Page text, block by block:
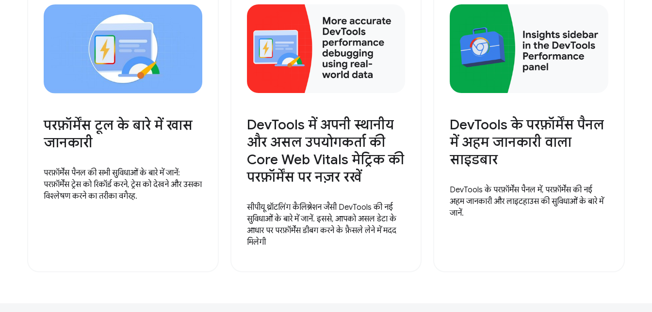
परफ़ॉर्मेंस टूल के बारे में खास
जानकारी
परफ़ॉर्मेंस पैनल की सभी सुविधाओं के बारे में जानें:
परफ़ॉर्मेंस ट्रेस को रिकॉर्ड करने, ट्रेस को देखने और उसका
विश्लेषण करने का तरीका वगैरह.
DevTools में अपनी स्थानीय
और असल उपयोगकर्ता की
Core Web Vitals मेट्रिक की
परफ़ॉर्मेंस पर नज़र रखें
सीपीयू थ्रॉटलिंग कैलिब्रेशन जैसी DevTools की नई
सुविधाओं के बारे में जानें. इससे, आपको असल डेटा के
आधार पर परफ़ॉर्मेंस डीबग करने के फ़ैसले लेने में मदद
मिलेगी
DevTools के परफ़ॉर्मेंस पैनल
में अहम जानकारी वाला
साइडबार
DevTools के परफ़ॉर्मेंस पैनल में, परफ़ॉर्मेंस की नई
अहम जानकारी और लाइटहाउस की सुविधाओं के बारे में
जानें.